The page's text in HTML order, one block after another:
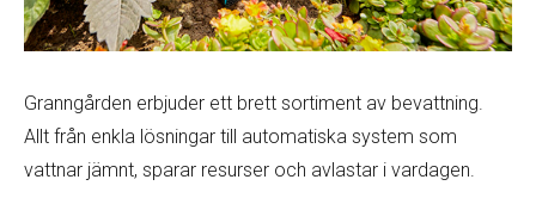
Granngården erbjuder ett brett sortiment av bevattning.
Allt från enkla lösningar till automatiska system som
vattnar jämnt, sparar resurser och avlastar i vardagen.